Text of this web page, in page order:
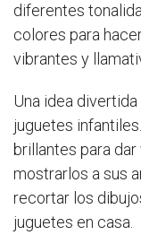
diferentes
colores para
vibrantes y
Una idea
juguetes
brillantes para
mostrarlos a sus
recortar los
juguetes en casa.